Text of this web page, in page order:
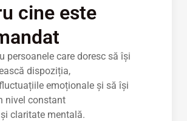
cine este
persoanele care doresc să își
dispoziția,
emoționale și să își
nivel constant
claritate mentală.